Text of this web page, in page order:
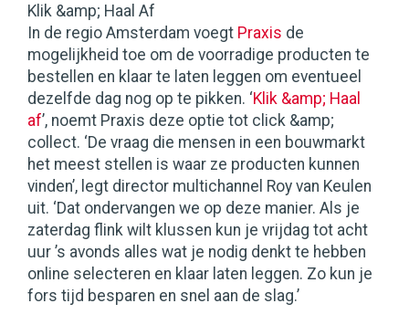
Klik &amp; Haal Af
In de regio Amsterdam voegt Praxis de
mogelijkheid toe om de voorradige producten te
bestellen en klaar te laten leggen om eventueel
dezelfde dag nog op te pikken. ‘Klik &amp; Haal
af’, noemt Praxis deze optie tot click &amp;
collect. ‘De vraag die mensen in een bouwmarkt
het meest stellen is waar ze producten kunnen
vinden’, legt director multichannel Roy van Keulen
uit. ‘Dat ondervangen we op deze manier. Als je
zaterdag flink wilt klussen kun je vrijdag tot acht
uur ’s avonds alles wat je nodig denkt te hebben
online selecteren en klaar laten leggen. Zo kun je
fors tijd besparen en snel aan de slag.’